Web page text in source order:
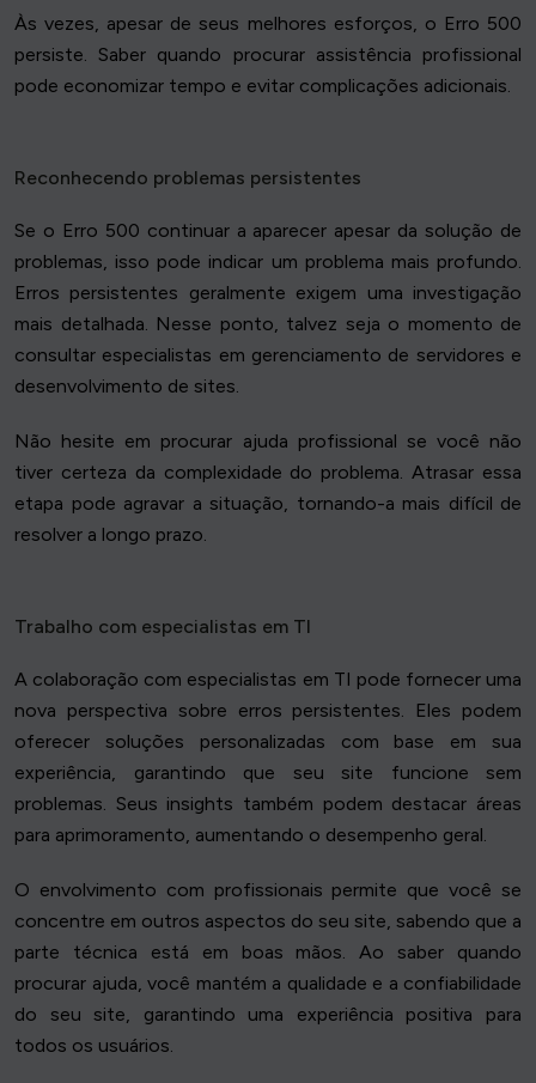
Às vezes, apesar de seus melhores esforços, o Erro 500
persiste. Saber quando procurar assistência profissional
pode economizar tempo e evitar complicações adicionais.
Reconhecendo problemas persistentes
Se o Erro 500 continuar a aparecer apesar da solução de
problemas, isso pode indicar um problema mais profundo.
Erros persistentes geralmente exigem uma investigação
mais detalhada. Nesse ponto, talvez seja o momento de
consultar especialistas em gerenciamento de servidores e
desenvolvimento de sites.
Não hesite em procurar ajuda profissional se você não
tiver certeza da complexidade do problema. Atrasar essa
etapa pode agravar a situação, tornando-a mais difícil de
resolver a longo prazo.
Trabalho com especialistas em TI
A colaboração com especialistas em TI pode fornecer uma
nova perspectiva sobre erros persistentes. Eles podem
oferecer soluções personalizadas com base em sua
experiência, garantindo que seu site funcione sem
problemas. Seus insights também podem destacar áreas
para aprimoramento, aumentando o desempenho geral.
O envolvimento com profissionais permite que você se
concentre em outros aspectos do seu site, sabendo que a
parte técnica está em boas mãos. Ao saber quando
procurar ajuda, você mantém a qualidade e a confiabilidade
do seu site, garantindo uma experiência positiva para
todos os usuários.